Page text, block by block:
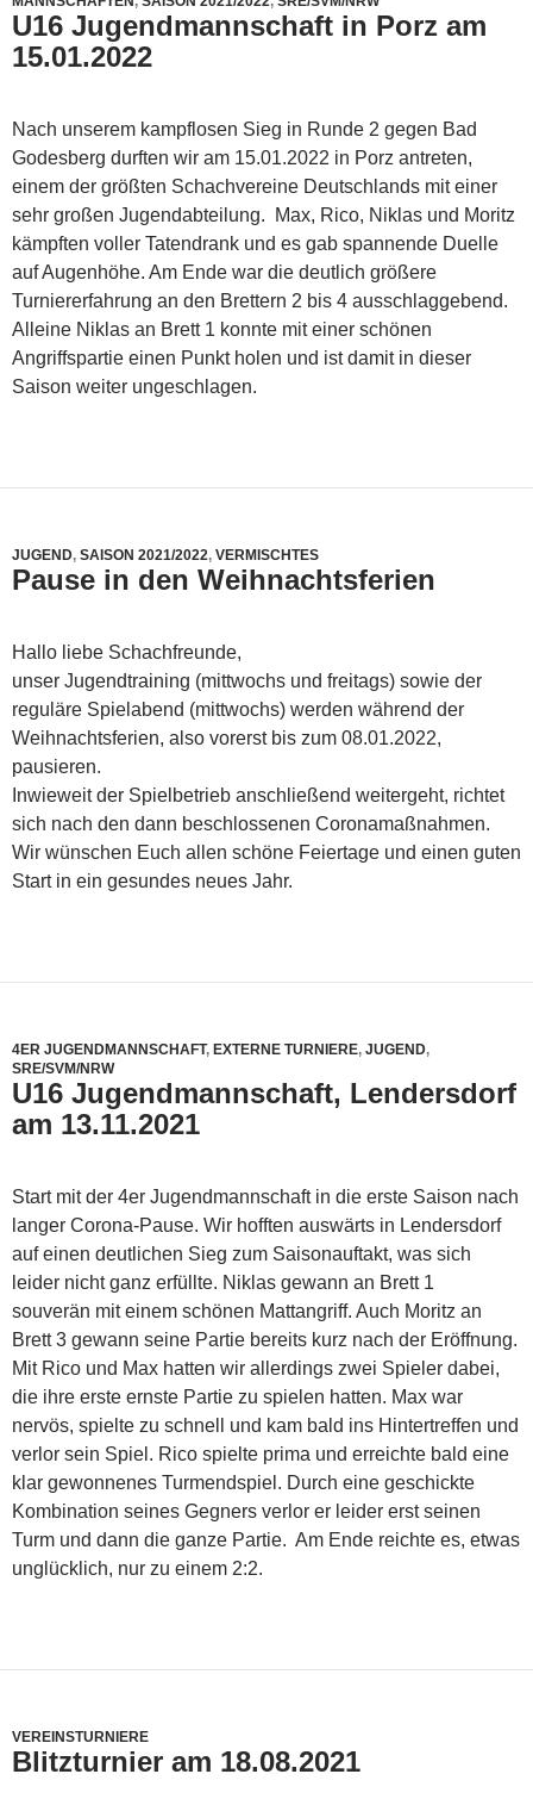
U16 Jugendmannschaft in Porz am
15.01.2022
Nach unserem kampflosen Sieg in Runde 2 gegen Bad
Godesberg durften wir am 15.01.2022 in Porz antreten,
einem der größten Schachvereine Deutschlands mit einer
sehr großen Jugendabteilung. Max, Rico, Niklas und Moritz
kämpften voller Tatendrank und es gab spannende Duelle
auf Augenhöhe. Am Ende war die deutlich größere
Turniererfahrung an den Brettern 2 bis 4 ausschlaggebend.
Alleine Niklas an Brett 1 konnte mit einer schönen
Angriffspartie einen Punkt holen und ist damit in dieser
Saison weiter ungeschlagen.
JUGEND, SAISON 2021/2022, VERMISCHTES
Pause in den Weihnachtsferien
Hallo liebe Schachfreunde,
unser Jugendtraining (mittwochs und freitags) sowie der
reguläre Spielabend (mittwochs) werden während der
Weihnachtsferien, also vorerst bis zum 08.01.2022,
pausieren.
Inwieweit der Spielbetrieb anschließend weitergeht, richtet
sich nach den dann beschlossenen Coronamaßnahmen.
Wir wünschen Euch allen schöne Feiertage und einen guten
Start in ein gesundes neues Jahr.
4ER JUGENDMANNSCHAFT, EXTERNE TURNIERE, JUGEND,
SRE/SVM/NRW
U16 Jugendmannschaft, Lendersdorf
am 13.11.2021
Start mit der 4er Jugendmannschaft in die erste Saison nach
langer Corona-Pause. Wir hofften auswärts in Lendersdorf
auf einen deutlichen Sieg zum Saisonauftakt, was sich
leider nicht ganz erfüllte. Niklas gewann an Brett 1
souverän mit einem schönen Mattangriff. Auch Moritz an
Brett 3 gewann seine Partie bereits kurz nach der Eröffnung.
Mit Rico und Max hatten wir allerdings zwei Spieler dabei,
die ihre erste ernste Partie zu spielen hatten. Max war
nervös, spielte zu schnell und kam bald ins Hintertreffen und
verlor sein Spiel. Rico spielte prima und erreichte bald eine
klar gewonnenes Turmendspiel. Durch eine geschickte
Kombination seines Gegners verlor er leider erst seinen
Turm und dann die ganze Partie. Am Ende reichte es, etwas
unglücklich, nur zu einem 2:2.
VEREINSTURNIERE
Blitzturnier am 18.08.2021